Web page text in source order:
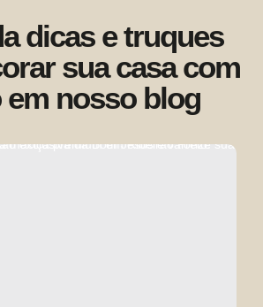
dicas e truques
sua casa com
em nosso blog